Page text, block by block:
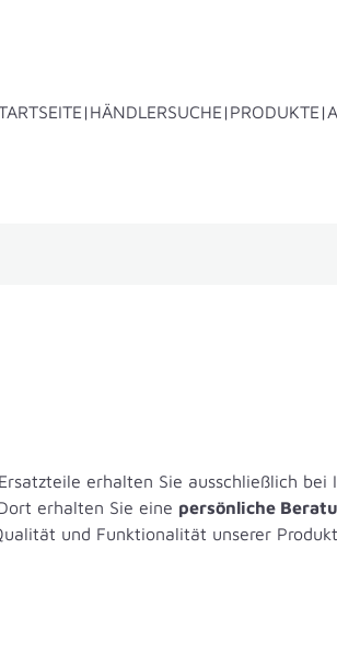
HÄNDLERSUCHE PRODUKTE
erhalten Sie ausschließlich bei
erhalten Sie eine persönliche
und Funktionalität unserer